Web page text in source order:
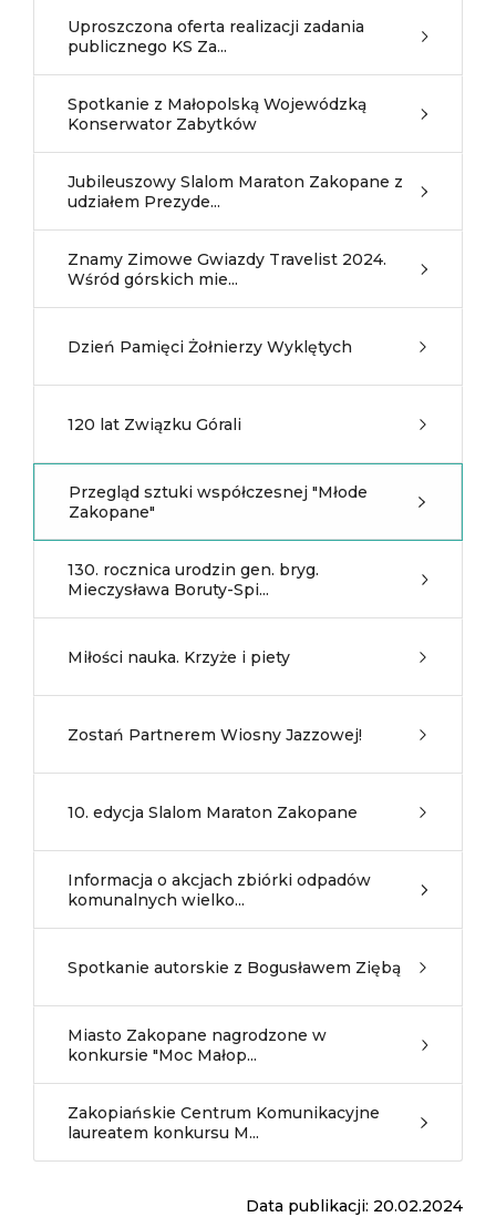
Uproszczona oferta realizacji zadania
publicznego KS Za...
Spotkanie z Małopolską Wojewódzką
Konserwator Zabytków
Jubileuszowy Slalom Maraton Zakopane z
udziałem Prezyde...
Znamy Zimowe Gwiazdy Travelist 2024.
Wśród górskich mie...
Dzień Pamięci Żołnierzy Wyklętych
120 lat Związku Górali
Przegląd sztuki współczesnej "Młode
Zakopane"
130. rocznica urodzin gen. bryg.
Mieczysława Boruty-Spi...
Miłości nauka. Krzyże i piety
Zostań Partnerem Wiosny Jazzowej!
10. edycja Slalom Maraton Zakopane
Informacja o akcjach zbiórki odpadów
komunalnych wielko...
Spotkanie autorskie z Bogusławem Ziębą
Miasto Zakopane nagrodzone w
konkursie "Moc Małop...
Zakopiańskie Centrum Komunikacyjne
laureatem konkursu M...
Data publikacji: 20.02.2024